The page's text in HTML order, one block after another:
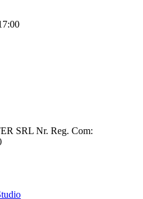
SRL Nr. Reg. Com: